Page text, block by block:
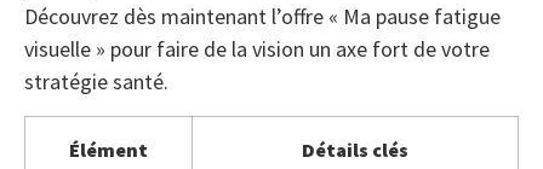
Découvrez dès maintenant l’offre « Ma pause fatigue
visuelle » pour faire de la vision un axe fort de votre
stratégie santé.
Élément Détails clés